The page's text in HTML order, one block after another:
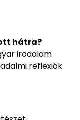
hátra?
irodalom
reflexiók